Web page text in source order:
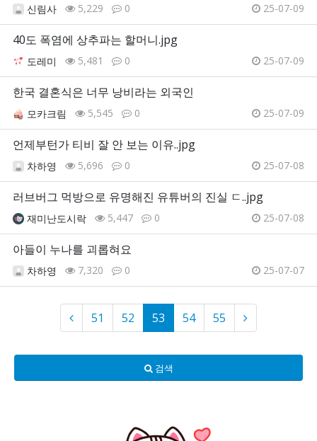
신림사 5,229 0 25-07-09
40도 폭염에 상추파는 할머니.jpg
도레미 5,481 0 25-07-09
한국 결혼식은 너무 낭비라는 외국인
모카크림 5,545 0 25-07-09
언제부턴가 티비 잘 안 보는 이유..jpg
차하영 5,696 0 25-07-08
러브버그 먹방으로 유명해진 유튜버의 진실 ㄷ..jpg
재미난도시락 5,447 0 25-07-08
아들이 누나를 괴롭혀요
차하영 7,320 0 25-07-07
51 52 53 54 55
검색